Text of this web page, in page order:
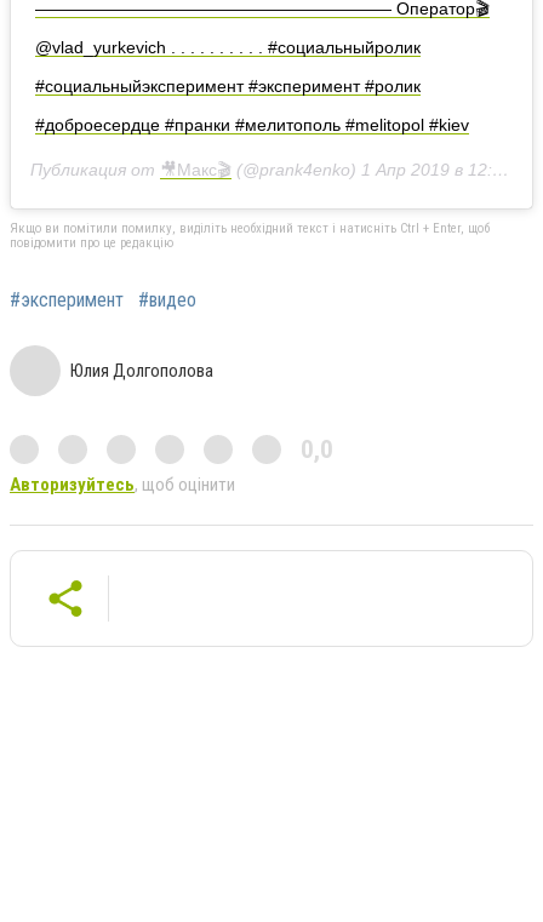
————————————————————— Оператор🎬
@vlad_yurkevich . . . . . . . . . . #социальныйролик
#социальныйэксперимент #эксперимент #ролик
#доброесердце #пранки #мелитополь #melitopol #kiev
Публикация от 🎥Макс🎬 (@prank4enko) 1 Апр 2019 в 12:49 PDT
Якщо ви помітили помилку, виділіть необхідний текст і натисніть Ctrl + Enter, щоб
повідомити про це редакцію
#эксперимент #видео
Юлия Долгополова
0,0
Авторизуйтесь, щоб оцінити